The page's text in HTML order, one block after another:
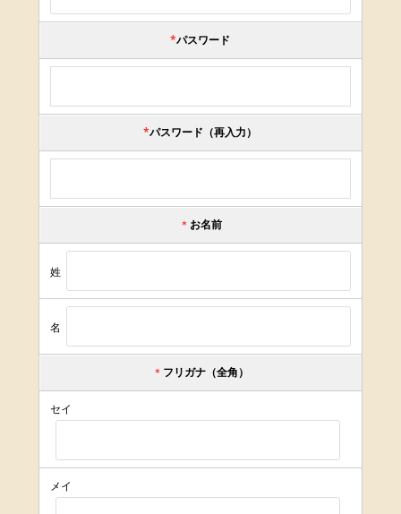
*パスワード
*パスワード（再入力）
＊ お名前
姓
名
＊ フリガナ（全角）
セイ
メイ